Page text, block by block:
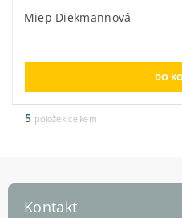
Miep Diekmannová
5 položek celkem
Kontakt